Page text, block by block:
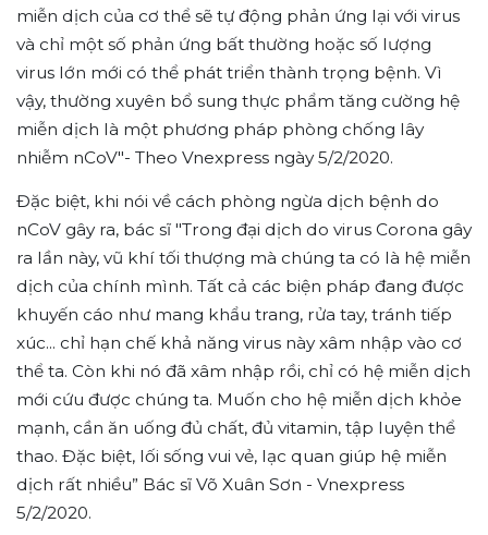
miễn dịch của cơ thể sẽ tự động phản ứng lại với virus
và chỉ một số phản ứng bất thường hoặc số lượng
virus lớn mới có thể phát triển thành trọng bệnh. Vì
vậy, thường xuyên bổ sung thực phẩm tăng cường hệ
miễn dịch là một phương pháp phòng chống lây
nhiễm nCoV"- Theo Vnexpress ngày 5/2/2020.
Đặc biệt, khi nói về cách phòng ngừa dịch bệnh do
nCoV gây ra, bác sĩ "Trong đại dịch do virus Corona gây
ra lần này, vũ khí tối thượng mà chúng ta có là hệ miễn
dịch của chính mình. Tất cả các biện pháp đang được
khuyến cáo như mang khẩu trang, rửa tay, tránh tiếp
xúc... chỉ hạn chế khả năng virus này xâm nhập vào cơ
thể ta. Còn khi nó đã xâm nhập rồi, chỉ có hệ miễn dịch
mới cứu được chúng ta. Muốn cho hệ miễn dịch khỏe
mạnh, cần ăn uống đủ chất, đủ vitamin, tập luyện thể
thao. Đặc biệt, lối sống vui vẻ, lạc quan giúp hệ miễn
dịch rất nhiều” Bác sĩ Võ Xuân Sơn - Vnexpress
5/2/2020.